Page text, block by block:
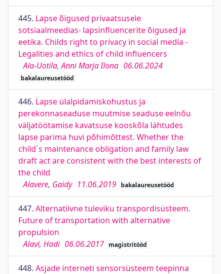
445. Lapse õigused privaatsusele
sotsiaalmeedias- lapsinfluencerite õigused ja
eetika. Childs right to privacy in social media -
Legalities and ethics of child influencers
Ala-Uotila, Anni Marja Ilona 06.06.2024
bakalaureusetööd
446. Lapse ülalpidamiskohustus ja
perekonnaseaduse muutmise seaduse eelnõu
väljatöötamise kavatsuse kooskõla lähtudes
lapse parima huvi põhimõttest. Whether the
child´s maintenance obligation and family law
draft act are consistent with the best interests of
the child
Alavere, Gaidy 11.06.2019 bakalaureusetööd
447. Alternatiivne tuleviku transpordisüsteem.
Future of transportation with alternative
propulsion
Alavi, Hadi 06.06.2017 magistritööd
448. Asjade interneti sensorsüsteem teepinna